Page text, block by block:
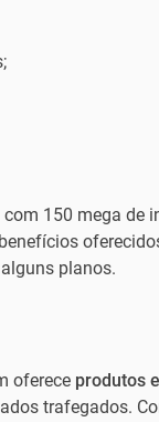
150 mega de
planos.
oferece produtos
trafegados.